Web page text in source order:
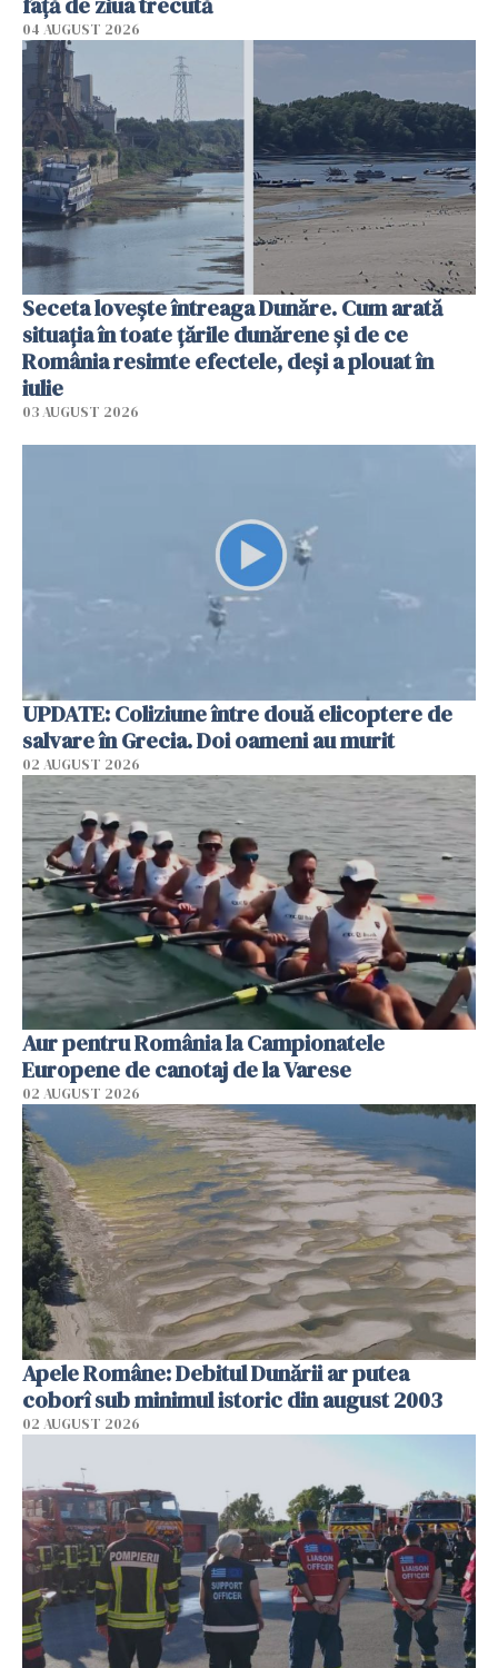
04 AUGUST 2026
Seceta lovește întreaga Dunăre. Cum arată
situația în toate țările dunărene și de ce
România resimte efectele, deși a plouat în
iulie
03 AUGUST 2026
UPDATE: Coliziune între două elicoptere de
salvare în Grecia. Doi oameni au murit
02 AUGUST 2026
Aur pentru România la Campionatele
Europene de canotaj de la Varese
02 AUGUST 2026
Apele Române: Debitul Dunării ar putea
coborî sub minimul istoric din august 2003
02 AUGUST 2026